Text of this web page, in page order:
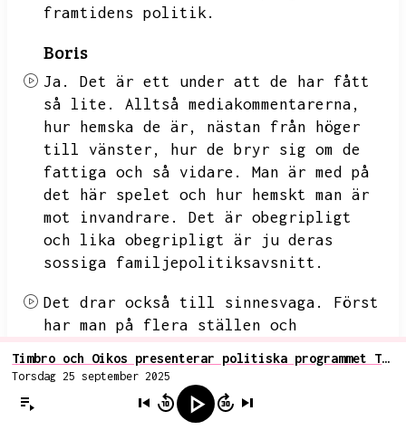
framtidens politik.
Boris
Ja.
Det är ett under att de har fått
så lite.
Alltså mediakommentarerna,
hur hemska de är,
nästan från höger
till vänster,
hur de bryr sig om de
fattiga och så vidare.
Man är med på
det här spelet och hur hemskt man är
mot invandrare.
Det är obegripligt
och lika obegripligt är ju deras
sossiga familjepolitiksavsnitt.
Det drar också till sinnesvaga.
Först
har man på flera ställen och
jätteviktig del av samhället. Den
måste stärkas och så vidare.
åtgärderna man föreslår är att ett
Timbro och Oikos presenterar politiska programmet Tidö 2.0 med 132 punkter för att nystarta Sverige
Torsdag 25 september 2025